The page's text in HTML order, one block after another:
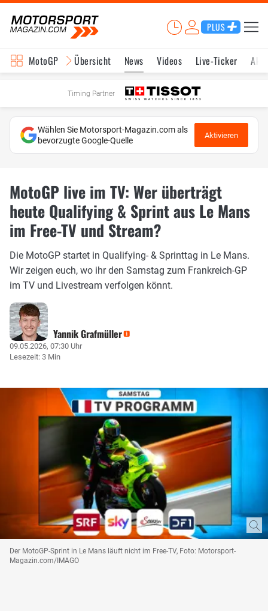
PLUS
MotoGP Übersicht News Videos Live-Ticker
Timing Partner
Wählen Sie Motorsport-Magazin.com als
bevorzugte Google-Quelle
Aktivieren
MotoGP live im TV: Wer überträgt
heute Qualifying & Sprint aus Le Mans
im Free-TV und Stream?
Die MotoGP startet in Qualifying- & Sprinttag in Le Mans.
Wir zeigen euch, wo ihr den Samstag zum Frankreich-GP
im TV und Livestream verfolgen könnt.
Yannik Grafmüller
09.05.2026, 07:30 Uhr
Lesezeit: 3 Min
Der MotoGP-Sprint in Le Mans läuft nicht im Free-TV, Foto: Motorsport-
Magazin.com/IMAGO